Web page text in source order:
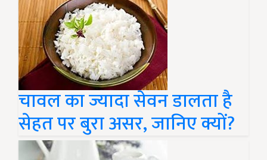
चावल का ज्यादा सेवन डालता है
सेहत पर बुरा असर, जानिए क्यों?